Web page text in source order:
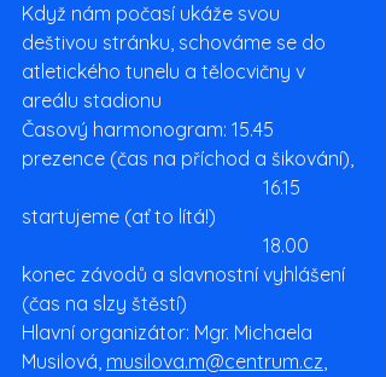
Když nám počasí ukáže svou
deštivou stránku, schováme se do
atletického tunelu a tělocvičny v
areálu stadionu
Časový harmonogram: 15.45
prezence (čas na příchod a šikování),
startujeme (ať to lítá!)
konec závodů a slavnostní vyhlášení
(čas na slzy štěstí)
Hlavní organizátor: Mgr. Michaela
Musilová, musilova.m@centrum.cz,